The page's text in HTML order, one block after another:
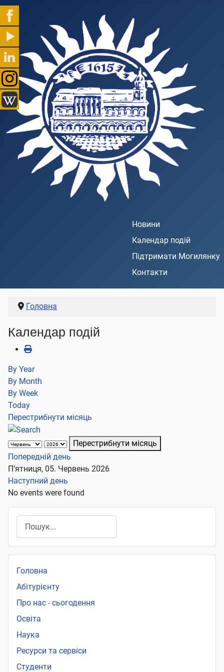
Новини
Календар подій
Підтримати Могилянку
Контакти
Головна
Календар подій
By Year
By Month
By Week
Today
Перестрибнути місяць
Перестрибнути місяць
Попередній день
П’ятниця, 05. Червень 2026
Наступний день
No events were found
Головна
Абітурієнту
Про нас - сьогодення
Освіта
Наука
Ресурси та сервіси
Студенти